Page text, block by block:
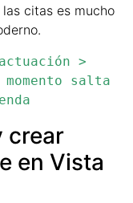
citas es mucho
>
salta
crear
en Vista